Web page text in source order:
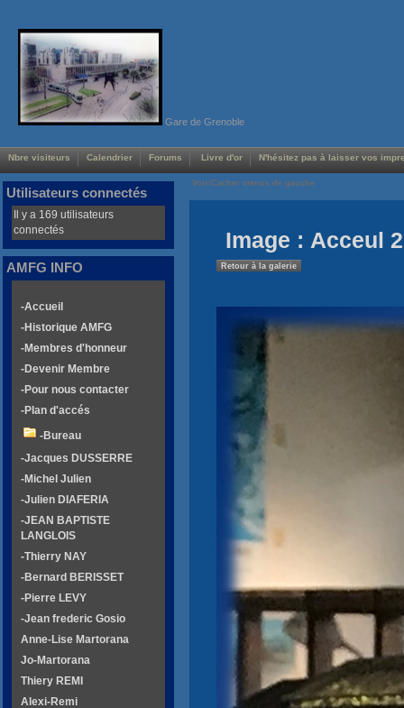
Gare de Grenoble
Nbre visiteurs Calendrier Forums Livre d'or N'hésitez pas à laisser vos
Voir/Cacher menus de gauche
Image : Acceul
Retour à la galerie
Utilisateurs connectés
Il y a 169 utilisateurs
connectés
AMFG INFO
-Accueil
-Historique AMFG
-Membres d'honneur
-Devenir Membre
-Pour nous contacter
-Plan d'accés
-Bureau
-Jacques DUSSERRE
-Michel Julien
-Julien DIAFERIA
-JEAN BAPTISTE
LANGLOIS
-Thierry NAY
-Bernard BERISSET
-Pierre LEVY
-Jean frederic Gosio
Anne-Lise Martorana
Jo-Martorana
Thiery REMI
Alexi-Remi